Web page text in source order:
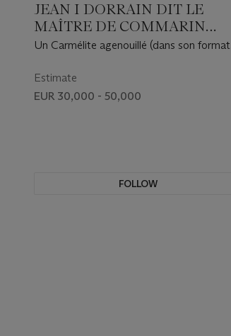
JEAN I DORRAIN DIT LE
MAÎTRE DE COMMARIN
(ACTIF À DIJON ENTRE LE
SIÈCLE ET 1531)
Un Carmélite agenouillé (dans son format
un moine carmélite en donateur )
Estimate
EUR 30,000 - 50,000
FOLLOW